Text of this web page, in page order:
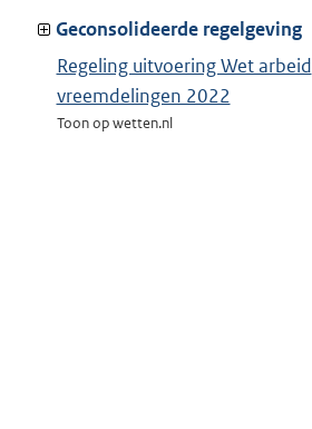
van:
Geconsolideerde regelgeving
Regeling uitvoering Wet arbeid
vreemdelingen 2022
Toon op wetten.nl